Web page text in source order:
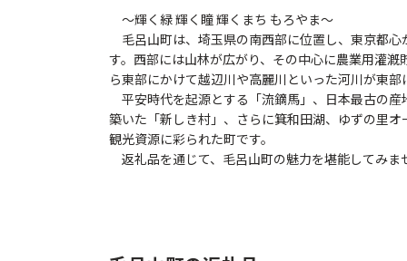
～輝く緑 輝く瞳 輝くまち もろやま～
毛呂山町は、埼玉県の南西部に位置し、東京都
す。西部には山林が広がり、その中心に農業用灌
ら東部にかけて越辺川や高麗川といった河川が東
平安時代を起源とする「流鏑馬」、日本最古の
築いた「新しき村」、さらに箕和田湖、ゆずの里
観光資源に彩られた町です。
返礼品を通じて、毛呂山町の魅力を堪能してみま